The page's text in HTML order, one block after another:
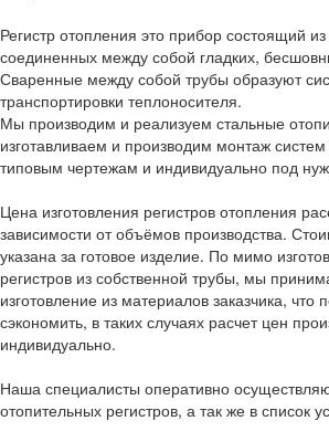
Регистр отопления это прибор состоящий из
соединенных между собой гладких,
Сваренные между собой трубы образуют
транспортировки теплоносителя.
Мы производим и реализуем стальные
изготавливаем и производим монтаж
типовым чертежам и индивидуально под
Цена изготовления регистров отопления
зависимости от объёмов производства.
указана за готовое изделие. По мимо
регистров из собственной трубы, мы
изготовление из материалов заказчика, что
сэкономить, в таких случаях расчет цен
индивидуально.
Наша специалисты оперативно
отопительных регистров, а так же в список